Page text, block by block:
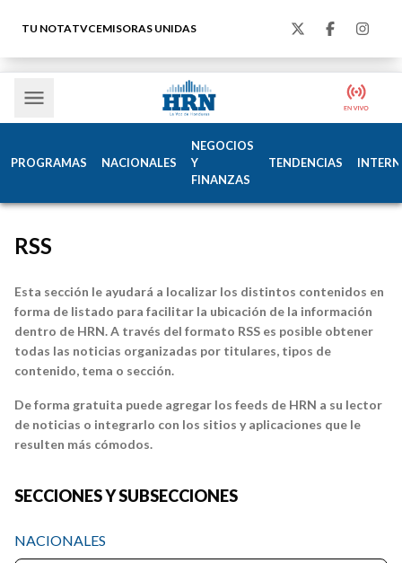
TU NOTATVCEMISORAS UNIDAS
PROGRAMAS NACIONALES
NEGOCIOS
Y
FINANZAS
TENDENCIAS
RSS
Esta sección le ayudará a localizar los distintos contenidos en
forma de listado para facilitar la ubicación de la información
dentro de HRN. A través del formato RSS es posible obtener
todas las noticias organizadas por titulares, tipos de
contenido, tema o sección.
De forma gratuita puede agregar los feeds de HRN a su lector
de noticias o integrarlo con los sitios y aplicaciones que le
resulten más cómodos.
SECCIONES Y SUBSECCIONES
NACIONALES